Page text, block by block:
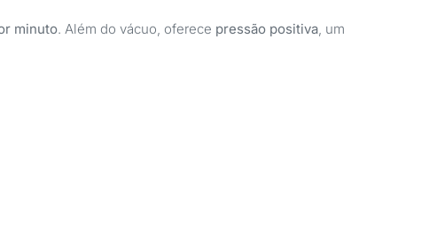
minuto. Além do vácuo, oferece pressão positiva, um